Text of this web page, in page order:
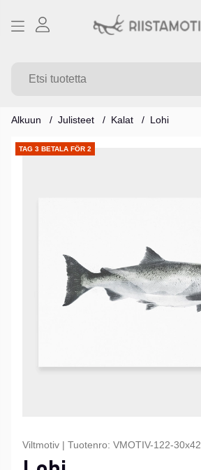
Alkuun Julisteet Kalat Lohi
TAG 3 BETALA FÖR 2
Tuotekuvat
Viltmotiv | Tuotenro: VMOTIV-122-30x42